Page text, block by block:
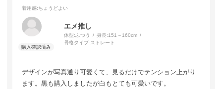
着用感:ちょうどよい
エメ推し
体型: ふつう 身長:151～160cm
骨格タイプ: ストレート
デザインが写真通り可愛くて、見るだけでテンション上がり
ます。黒も購入しましたが白もとても可愛いです。